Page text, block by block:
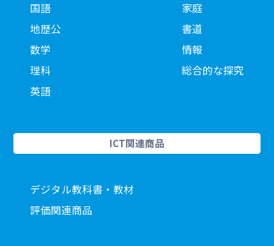
国語
地歴公
数学
理科
英語
家庭
書道
情報
総合的な探究
ICT関連商品
デジタル教科書・教材
評価関連商品